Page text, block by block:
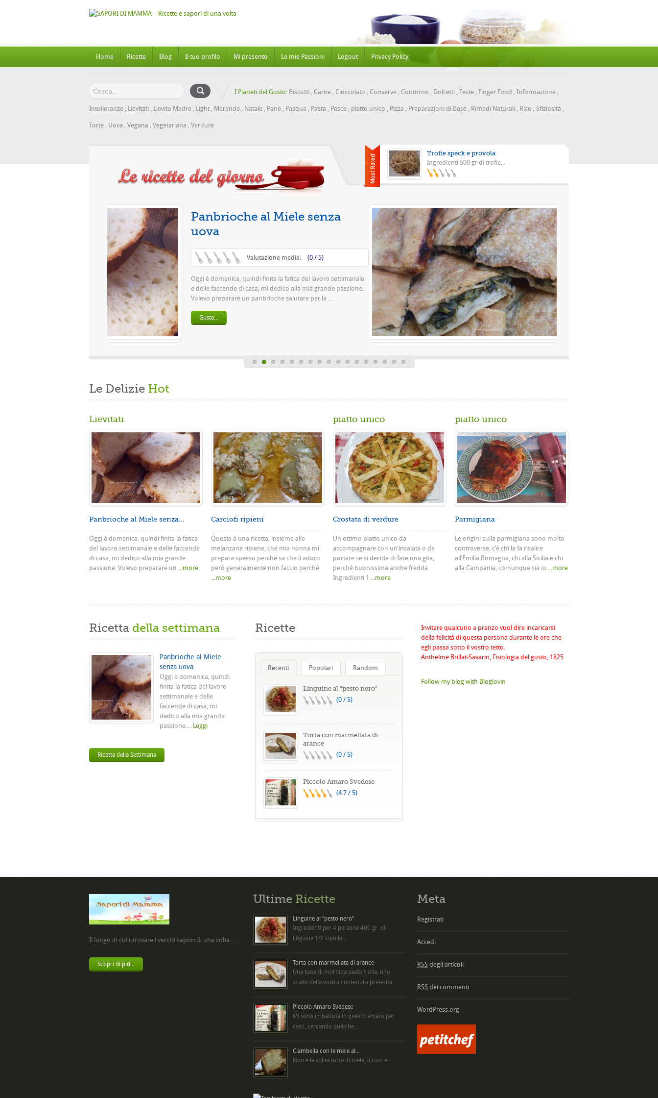
Home Ricette Blog Il tuo profilo Mi presento Le mie Passioni Logout Privacy Policy
I Pianeti del Gusto: Biscotti , Carne , Cioccolato , Conserve , Contorno , Dolcetti , Feste , Finger Food , Informazione ,
Intolleranze , Lievitati , Lievito Madre , Light , Merende , Natale , Pane , Pasqua , Pasta , Pesce , piatto unico , Pizza , Preparazioni di Base , Rimedi Naturali , Riso , Sfiziosità ,
Torte , Uova , Vegana , Vegetariana , Verdure
Trofie speck e provola
Ingredienti 500 gr di trofie...
Pizza con la scarola
Valutazione media: (0 / 5)
Questa è una pizza famosissima a Napoli Ingredienti Per la
pasta 500 g di farina rimacinata a pietra 0 10 g di lievito di
birra o 150 gr. di ...
Gusta...
Le Delizie Hot
Lievitati
Panbrioche al Miele senza...
Oggi è domenica, quindi finita la fatica
del lavoro settimanale e delle faccende
di casa, mi dedico alla mia grande
passione. Volevo preparare un ...more
Carciofi ripieni
Questa è una ricetta, insieme alle
melanzane ripiene, che mia nonna mi
prepara spesso perché sa che li adoro
però generalmente non faccio perché
...more
piatto unico
Crostata di verdure
Un ottimo piatto unico da
accompagnare con un’insalata o da
portare se si decide di fare una gita,
perché buonissima anche fredda
Ingredienti 1 ...more
piatto unico
Parmigiana
Le origini sulla parmigiana sono molto
controverse, c’è chi la fa risalire
all’Emilia Romagna, chi alla Sicilia e chi
alla Campania, comunque sia io ...more
Ricetta della settimana
Panbrioche al Miele
senza uova
Oggi è domenica, quindi
finita la fatica del lavoro
settimanale e delle
faccende di casa, mi
dedico alla mia grande
passione.... Leggi
Ricetta della Settimana
Ricette
Recenti Popolari Random
Linguine al “pesto nero”
(0 / 5)
Torta con marmellata di
arance
(0 / 5)
Piccolo Amaro Svedese
(4.7 / 5)
Invitare qualcuno a pranzo vuol dire incaricarsi
della felicità di questa persona durante le ore che
egli passa sotto il vostro tetto.
Anthelme Brillat-Savarin, Fisiologia del gusto, 1825
Follow my blog with Bloglovin
Il luogo in cui ritrovare i vecchi sapori di una volta.......
Scopri di più...
Ultime Ricette
Linguine al “pesto nero”
Ingredienti per 4 persone 400 gr. di
linguine 1/2 cipolla...
Torta con marmellata di arance
Una base di morbida pasta frolla, uno
strato della vostra confettura preferita...
Piccolo Amaro Svedese
Mi sono imbattuta in questo amaro per
caso, cercando qualche...
Ciambella con le mele al...
Non è la solita torta di mele, il rum e...
Meta
Registrati
Accedi
RSS degli articoli
RSS dei commenti
WordPress.org